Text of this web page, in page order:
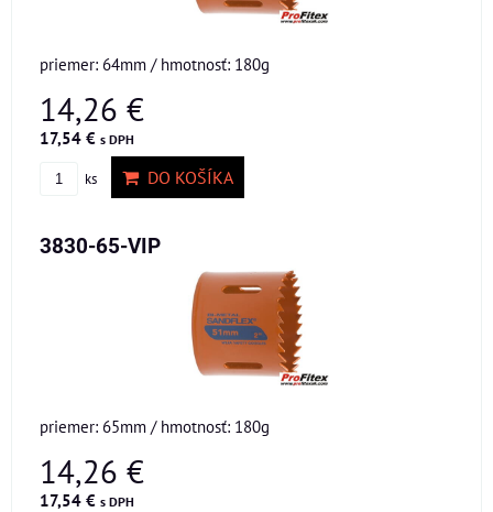
priemer: 64mm / hmotnosť: 180g
14,26 €
17,54 € s DPH
ks DO KOŠÍKA
3830-65-VIP
priemer: 65mm / hmotnosť: 180g
14,26 €
17,54 € s DPH